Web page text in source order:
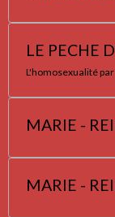
LE PECHE
L'homosexualité
MARIE -
MARIE -